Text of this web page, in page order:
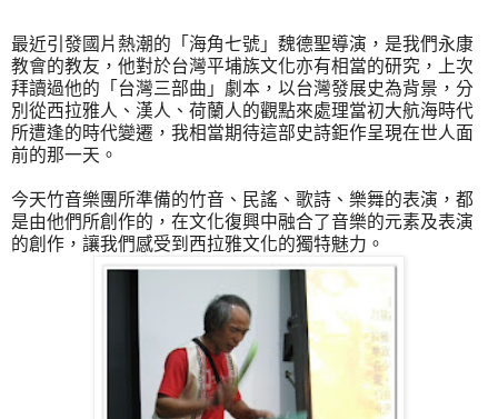
最近引發國片熱潮的「海角七號」魏德聖導演，是我們永康
教會的教友，他對於台灣平埔族文化亦有相當的研究，上次
拜讀過他的「台灣三部曲」劇本，以台灣發展史為背景，分
別從西拉雅人、漢人、荷蘭人的觀點來處理當初大航海時代
所遭逢的時代變遷，我相當期待這部史詩鉅作呈現在世人面
前的那一天。
今天竹音樂團所準備的竹音、民謠、歌詩、樂舞的表演，都
是由他們所創作的，在文化復興中融合了音樂的元素及表演
的創作，讓我們感受到西拉雅文化的獨特魅力。